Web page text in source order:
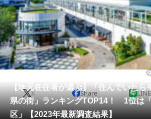
エンタメ クイズ
グルメ 地域
住まい 教育・育児
動物 リサーチ
会員記事
メディア
【地元在住者が選ぶ】「住んでいたら
県の街」ランキングTOP14！ 1位は
区」【2023年最新調査結果】
X Share LINE